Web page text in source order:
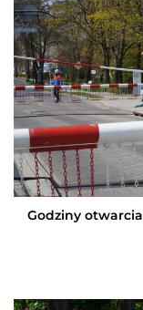
Godziny